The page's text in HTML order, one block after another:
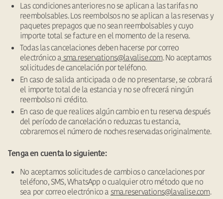
Las condiciones anteriores no se aplican a las tarifas no
reembolsables. Los reembolsos no se aplican a las reservas y
paquetes prepagos que no sean reembolsables y cuyo
importe total se facture en el momento de la reserva.
Todas las cancelaciones deben hacerse por correo
electrónico a sma.reservations@lavalise.com. No aceptamos
solicitudes de cancelación por teléfono.
En caso de salida anticipada o de no presentarse, se cobrará
el importe total de la estancia y no se ofrecerá ningún
reembolso ni crédito.
En caso de que realices algún cambio en tu reserva después
del período de cancelación o reduzcas tu estancia,
cobraremos el número de noches reservadas originalmente.
Tenga en cuenta lo siguiente:
No aceptamos solicitudes de cambios o cancelaciones por
teléfono, SMS, WhatsApp o cualquier otro método que no
sea por correo electrónico a sma.reservations@lavalise.com.